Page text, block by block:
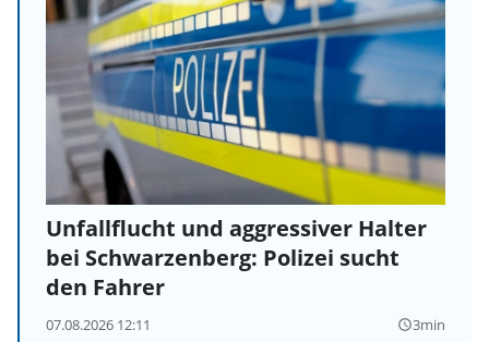
Unfallflucht und aggressiver Halter
bei Schwarzenberg: Polizei sucht
den Fahrer
07.08.2026 12:11 query_builder3min